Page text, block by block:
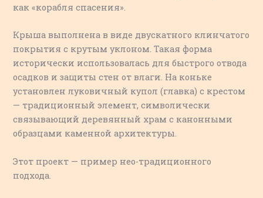
как «корабля спасения».
Крыша выполнена в виде двускатного клинчатого
покрытия с крутым уклоном. Такая форма
исторически использовалась для быстрого отвода
осадков и защиты стен от влаги. На коньке
установлен луковичный купол (главка) с крестом
— традиционный элемент, символически
связывающий деревянный храм с канонными
образцами каменной архитектуры.
Этот проект — пример нео-традиционного
подхода.